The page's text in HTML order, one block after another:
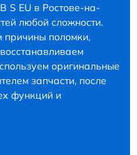
S EU в Ростове-на-
любой сложности.
причины поломки,
оригинальные
запчасти, после
функций и